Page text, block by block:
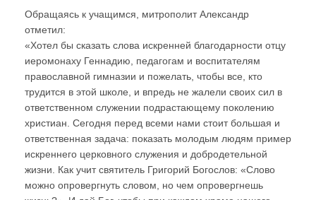
Обращаясь к учащимся, митрополит Александр
отметил:
«Хотел бы сказать слова искренней благодарности отцу
иеромонаху Геннадию, педагогам и воспитателям
православной гимназии и пожелать, чтобы все, кто
трудится в этой школе, и впредь не жалели своих сил в
ответственном служении подрастающему поколению
христиан. Сегодня перед всеми нами стоит большая и
ответственная задача: показать молодым людям пример
искреннего церковного служения и добродетельной
жизни. Как учит святитель Григорий Богослов: «Слово
можно опровергнуть словом, но чем опровергнешь